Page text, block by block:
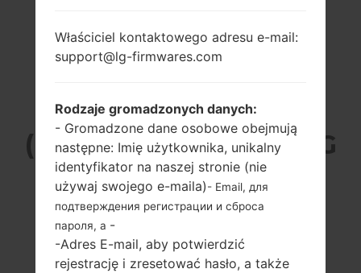
LG H440AR
(LGH440AR) Z SERII LG
SPIRIT LTE
Właściciel kontaktowego adresu e-mail:
support@lg-firmwares.com
Rodzaje gromadzonych danych:
- Gromadzone dane osobowe obejmują
następne: Imię użytkownika, unikalny
identyfikator na naszej stronie (nie
używaj swojego e-maila)- Email, для
подтверждения регистрации и сброса
пароля, а -
-Adres E-mail, aby potwierdzić
rejestrację i zresetować hasło, a także